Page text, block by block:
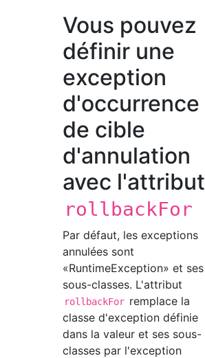
Vous pouvez
définir une
exception
d'occurrence
de cible
d'annulation
avec l'attribut
rollbackFor
Par défaut, les exceptions
annulées sont
«RuntimeException» et ses
sous-classes. L'attribut
rollbackFor remplace la
classe d'exception définie
dans la valeur et ses sous-
classes par l'exception